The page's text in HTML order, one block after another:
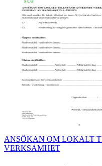
ANSÖKAN OM LOKALT
VERKSAMHET